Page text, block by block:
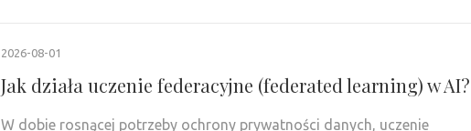
2026-08-01
Jak działa uczenie federacyjne (federated learning) w AI?
W dobie rosnącej potrzeby ochrony prywatności danych, uczenie